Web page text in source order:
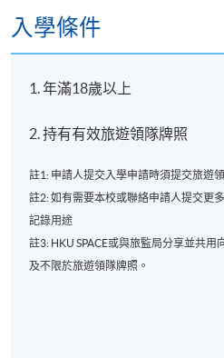
入學條件
1. 年滿18歲以上
2. 持有有效旅遊領隊牌照
註1: 申請人提交入學申請時須提交旅遊
註2: 如有需要本校或聯絡申請人提交更
記錄用途
註3: HKU SPACE或與旅監局分享並共
及不限於旅遊領隊牌照。